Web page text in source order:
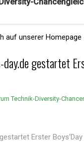
auf unserer Homepage
gestartet
Technik-Diversity-
Erster Boys'Day